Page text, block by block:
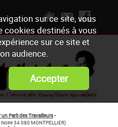
sur ce site, vous
cookies destinés à vous
sur ce site et
audience.
Accepter
Parti des Travailleurs-
34 080 MONTPELLIER)